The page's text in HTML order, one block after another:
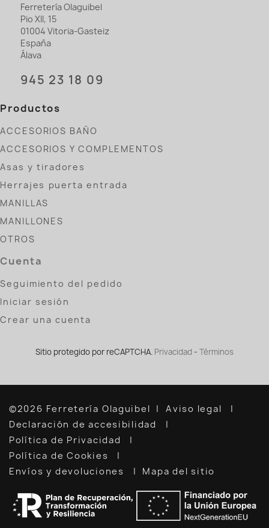
Ferretería Olaguibel
Pio XII, 15
01004 Vitoria-Gasteiz
España
Álava
945 23 18 09
Productos
ACCESORIOS BAÑO
ACCESORIOS Y COMPLEMENTOS
Asas y tiradores
Herrajes puerta entrada
MANILLAS
MANILLONES
OTROS
Cuenta
Seguimiento del pedido
Iniciar sesión
Crear una cuenta
Sitio protegido por reCAPTCHA. Privacidad - Términos
©2026 Ferretería Olaguibel
Aviso legal
Declaración de accesibilidad
Política de Privacidad
Política de Cookies
Envíos y devoluciones
Mapa del sitio